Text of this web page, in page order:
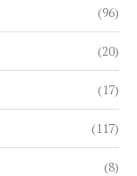
(96)
(20)
(17)
(117)
(8)